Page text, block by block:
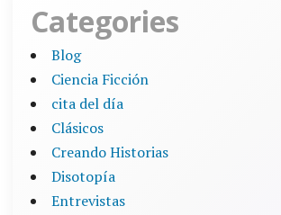
Categories
Blog
Ciencia Ficción
cita del día
Clásicos
Creando Historias
Disotopía
Entrevistas